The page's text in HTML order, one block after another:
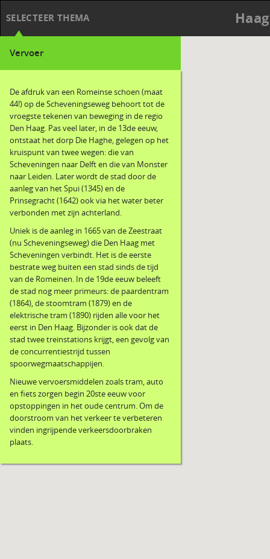
SELECTEER THEMA
Vervoer
De afdruk van een Romeinse schoen (maat
44!) op de Scheveningseweg behoort tot de
vroegste tekenen van beweging in de regio
Den Haag. Pas veel later, in de 13de eeuw,
ontstaat het dorp Die Haghe, gelegen op het
kruispunt van twee wegen: die van
Scheveningen naar Delft en die van Monster
naar Leiden. Later wordt de stad door de
aanleg van het Spui (1345) en de
Prinsegracht (1642) ook via het water beter
verbonden met zijn achterland.
Uniek is de aanleg in 1665 van de Zeestraat
(nu Scheveningseweg) die Den Haag met
Scheveningen verbindt. Het is de eerste
bestrate weg buiten een stad sinds de tijd
van de Romeinen. In de 19de eeuw beleeft
de stad nog meer primeurs: de paardentram
(1864), de stoomtram (1879) en de
elektrische tram (1890) rijden alle voor het
eerst in Den Haag. Bijzonder is ook dat de
stad twee treinstations krijgt, een gevolg van
de concurrentiestrijd tussen
spoorwegmaatschappijen.
Nieuwe vervoersmiddelen zoals tram, auto
en fiets zorgen begin 20ste eeuw voor
opstoppingen in het oude centrum. Om de
doorstroom van het verkeer te verbeteren
vinden ingrijpende verkeersdoorbraken
plaats.